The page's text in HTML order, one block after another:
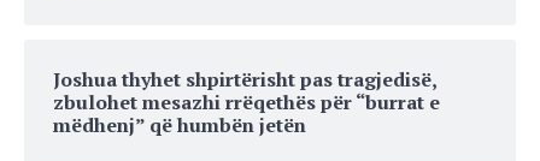
Joshua thyhet shpirtërisht pas tragjedisë,
zbulohet mesazhi rrëqethës për “burrat e
mëdhenj” që humbën jetën